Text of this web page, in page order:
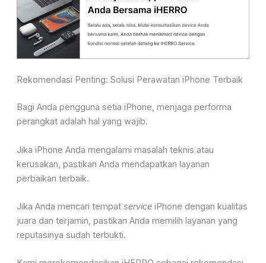
Rekomendasi Penting: Solusi Perawatan iPhone Terbaik
Bagi Anda pengguna setia iPhone, menjaga performa
perangkat adalah hal yang wajib.
Jika iPhone Anda mengalami masalah teknis atau
kerusakan, pastikan Anda mendapatkan layanan
perbaikan terbaik.
Jika Anda mencari tempat serviceiPhone dengan kualitas
juara dan terjamin, pastikan Anda memilih layanan yang
reputasinya sudah terbukti.